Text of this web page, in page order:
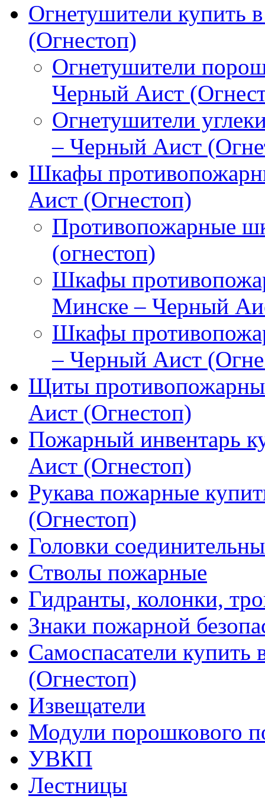
Огнетушители
(Огнестоп)
Огнетушители
Черный Аист
Огнетушители
– Черный Аист
Шкафы
Аист (Огнестоп)
Противопожарные
(огнестоп)
Шкафы
Минске – Черный
Шкафы
– Черный Аист
Щиты
Аист (Огнестоп)
Пожарный инвентарь
Аист (Огнестоп)
Рукава пожарные
(Огнестоп)
Головки
Стволы пожарные
Гидранты, колонки,
Знаки пожарной
Самоспасатели
(Огнестоп)
Извещатели
Модули порошкового
УВКП
Лестницы